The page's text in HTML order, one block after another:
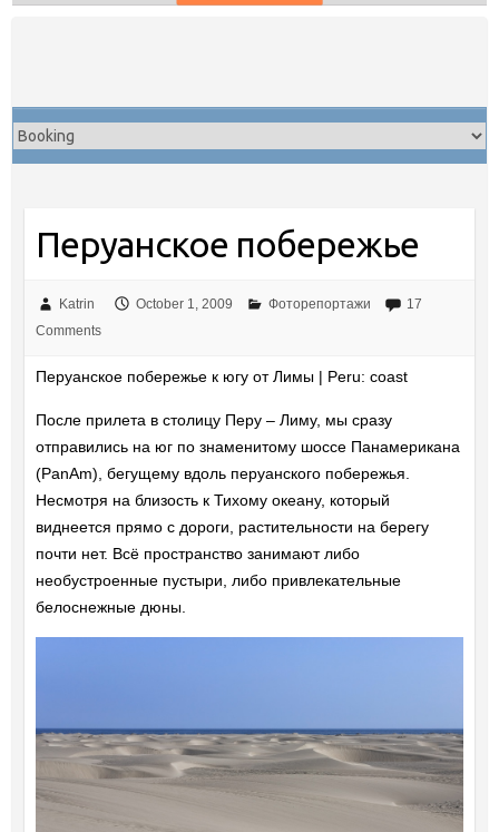
Перуанское побережье
Katrin October 1, 2009 Фоторепортажи
17
Comments
Перуанское побережье к югу от Лимы | Peru: coast
После прилета в столицу Перу – Лиму, мы сразу
отправились на юг по знаменитому шоссе Панамерикана
(PanAm), бегущему вдоль перуанского побережья.
Несмотря на близость к Тихому океану, который
виднеется прямо с дороги, растительности на берегу
почти нет. Всё пространство занимают либо
необустроенные пустыри, либо привлекательные
белоснежные дюны.